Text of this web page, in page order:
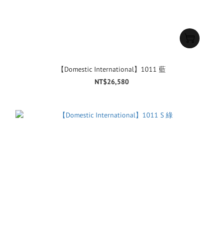
【Domestic International】1011 藍
NT$26,580